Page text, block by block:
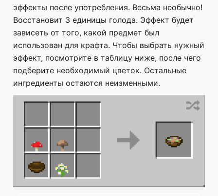
эффекты после употребления. Весьма необычно!
Восстановит 3 единицы голода. Эффект будет
зависеть от того, какой предмет был
использован для крафта. Чтобы выбрать нужный
эффект, посмотрите в таблицу ниже, после чего
подберите необходимый цветок. Остальные
ингредиенты остаются неизменными.